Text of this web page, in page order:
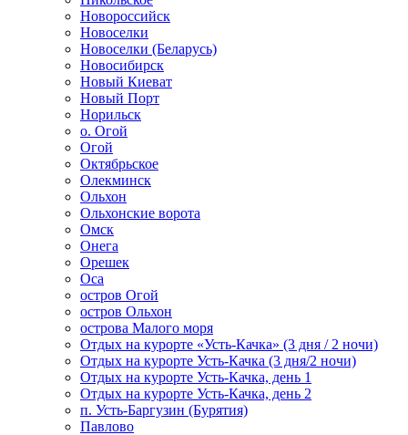
Новороссийск
Новоселки
Новоселки (Беларусь)
Новосибирск
Новый Киеват
Новый Порт
Норильск
о. Огой
Огой
Октябрьское
Олекминск
Ольхон
Ольхонские ворота
Омск
Онега
Орешек
Оса
остров Огой
остров Ольхон
острова Малого моря
Отдых на курорте «Усть-Качка» (3 дня / 2 ночи)
Отдых на курорте Усть-Качка (3 дня/2 ночи)
Отдых на курорте Усть-Качка, день 1
Отдых на курорте Усть-Качка, день 2
п. Усть-Баргузин (Бурятия)
Павлово